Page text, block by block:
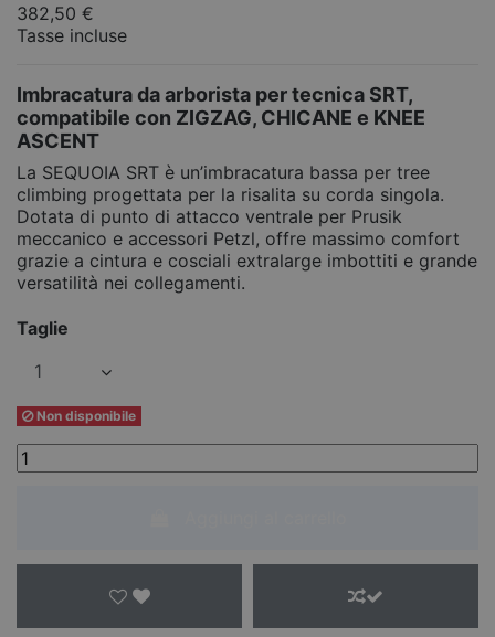
382,50 €
Tasse incluse
Imbracatura da arborista per tecnica SRT,
compatibile con ZIGZAG, CHICANE e KNEE
ASCENT
La SEQUOIA SRT è un’imbracatura bassa per tree
climbing progettata per la risalita su corda singola.
Dotata di punto di attacco ventrale per Prusik
meccanico e accessori Petzl, offre massimo comfort
grazie a cintura e cosciali extralarge imbottiti e grande
versatilità nei collegamenti.
Taglie
Non disponibile